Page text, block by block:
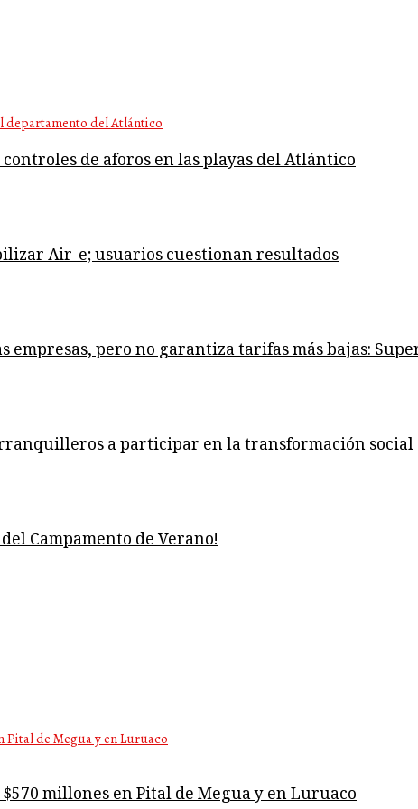
de aforos en las playas del Atlántico
Air-e; usuarios cuestionan resultados
pero no garantiza tarifas más bajas:
a participar en la transformación social
Campamento de Verano!
millones en Pital de Megua y en Luruaco